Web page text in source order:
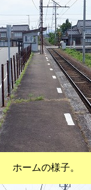
ホームの様子。